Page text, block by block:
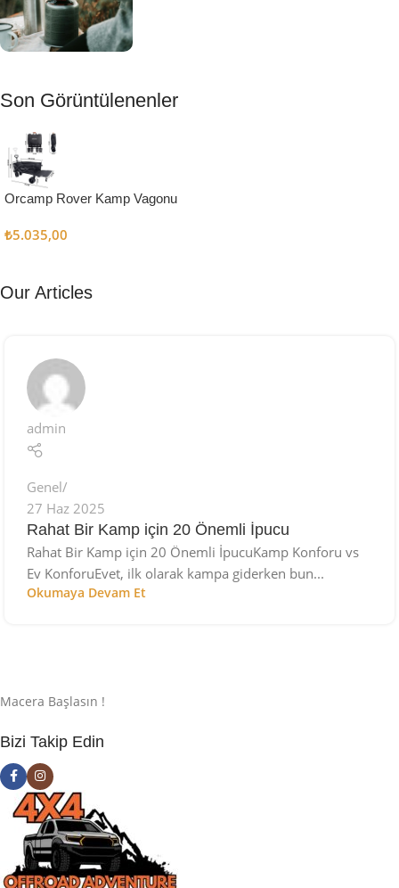
Muftağı
Kampçı
Şefler İçin
Keşfet
Son Görüntülenenler
Orcamp Rover Kamp Vagonu
₺5.035,00
Our Articles
admin
Genel
27 Haz 2025
Rahat Bir Kamp için 20 Önemli İpucu
Rahat Bir Kamp için 20 Önemli İpucuKamp Konforu vs
Ev KonforuEvet, ilk olarak kampa giderken bun...
Okumaya Devam Et
Macera Başlasın !
Bizi Takip Edin